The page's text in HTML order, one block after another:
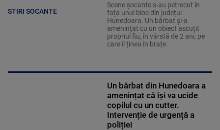
STIRI SOCANTE
Scene șocante s-au petrecut în
fața unui bloc din județul
Hunedoara. Un bărbat și-a
amenințat cu un obiect ascuțit
propriul fiu, în vârstă de 2 ani, pe
care îl ținea în brațe.
Un bărbat din Hunedoara a
amenințat că își va ucide
copilul cu un cutter.
Intervenție de urgență a
poliției